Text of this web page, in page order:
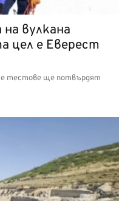
вулкана
цел е Еверест
тестове ще потвърдят